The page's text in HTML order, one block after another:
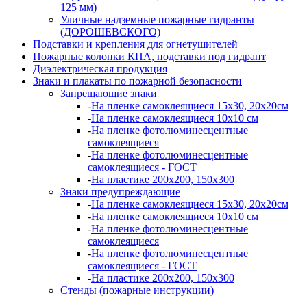
125 мм)
Уличные надземные пожарные гидранты
(ДОРОШЕВСКОГО)
Подставки и крепления для огнетушителей
Пожарные колонки КПА, подставки под гидрант
Диэлектрическая продукция
Знаки и плакаты по пожарной безопасности
Запрещающие знаки
-На пленке самоклеящиеся 15х30, 20х20см
-На пленке самоклеящиеся 10х10 см
-На пленке фотолюминесцентные
самоклеящиеся
-На пленке фотолюминесцентные
самоклеящиеся - ГОСТ
-На пластике 200х200, 150х300
Знаки предупреждающие
-На пленке самоклеящиеся 15х30, 20х20см
-На пленке самоклеящиеся 10х10 см
-На пленке фотолюминесцентные
самоклеящиеся
-На пленке фотолюминесцентные
самоклеящиеся - ГОСТ
-На пластике 200х200, 150х300
Стенды (пожарные инструкции)